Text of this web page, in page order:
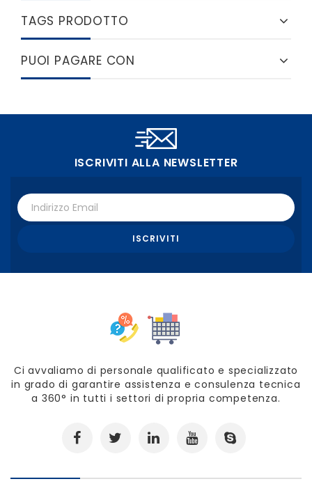
TAGS PRODOTTO
PUOI PAGARE CON
ISCRIVITI ALLA NEWSLETTER
Ci avvaliamo di personale qualificato e specializzato
in grado di garantire assistenza e consulenza tecnica
a 360° in tutti i settori di propria competenza.